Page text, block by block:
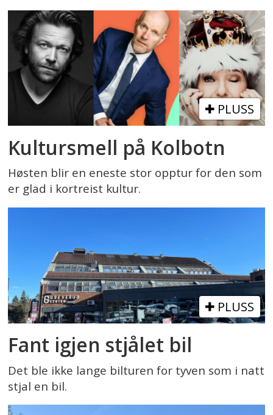
PLUSS
Kultursmell på Kolbotn
Høsten blir en eneste stor opptur for den som
er glad i kortreist kultur.
PLUSS
Fant igjen stjålet bil
Det ble ikke lange bilturen for tyven som i natt
stjal en bil.